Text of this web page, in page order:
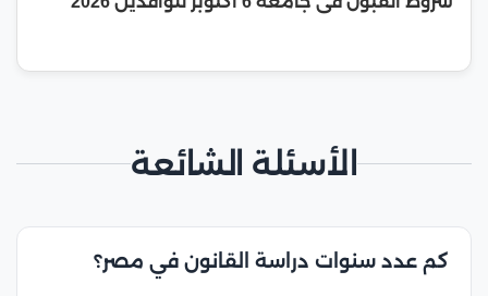
الأسئلة الشائعة
كم عدد سنوات دراسة القانون في مصر؟